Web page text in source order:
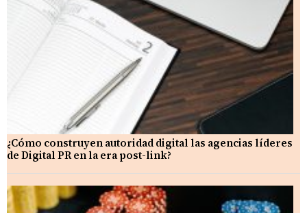
¿Cómo construyen autoridad digital las agencias líderes
de Digital PR en la era post-link?